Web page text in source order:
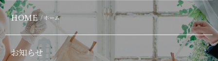
HOME / ホーム
お知らせ